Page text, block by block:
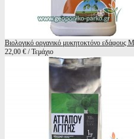
Βιολογικό οργανικό μυκητοκτόνο
22,00 € / Τεμάχιο